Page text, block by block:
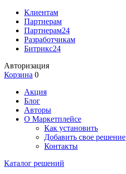
Клиентам
Партнерам
Партнерам24
Разработчикам
Битрикс24
Авторизация
Корзина 0
Акция
Блог
Авторы
О Маркетплейсе
Как установить
Добавить свое решение
Контакты
Каталог решений